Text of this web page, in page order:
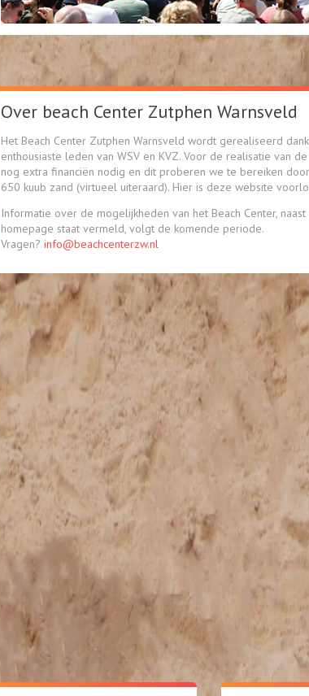
Over beach Center Zutphen Warnsveld
Het Beach Center Zutphen Warnsveld wordt gerealiseerd
enthousiaste leden van WSV en KVZ. Voor de realisatie van
nog extra financiën nodig en dit proberen we te bereiken
650 kuub zand (virtueel uiteraard). Hier is deze website
Informatie over de mogelijkheden van het Beach Center,
homepage staat vermeld, volgt de komende periode.
Vragen? info@beachcenterzw.nl